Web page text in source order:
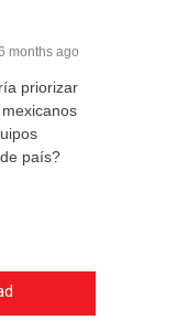
months ago
priorizar
país?